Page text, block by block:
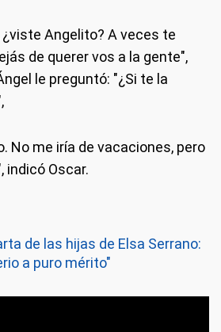
¿viste Angelito? A veces te
de querer vos a la gente",
le preguntó: "¿Si te la
No me iría de vacaciones, pero
indicó Oscar.
de las hijas de Elsa Serrano:
a puro mérito"